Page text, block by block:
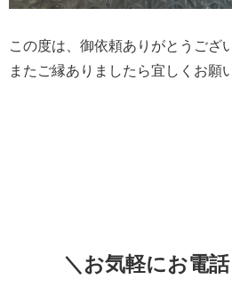
この度は、御依頼ありがとうござ
またご縁ありましたら宜しくお願
＼お気軽にお電